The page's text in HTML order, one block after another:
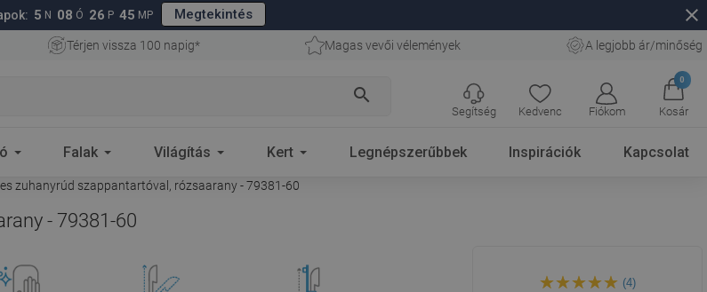
5 N 08 Ó 26 P 44 MP Megtekintés close
Térjen vissza 100 napig* Magas vevői vélemények A legjobb ár/minőség
search
Kedvenc Fiókom
0
Kosár
Segítség
Falak Világítás Kert Legnépszerűbbek Inspirációk Kapcsolat
es zuhanyrúd szappantartóval, rózsaarany - 79381-60
- 79381-60
zuhanyrúd szappantartóval,
(4)